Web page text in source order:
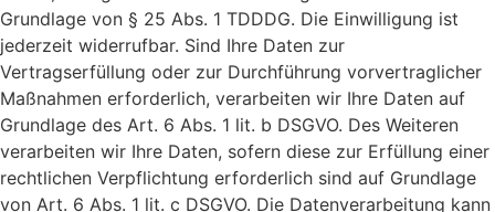
Grundlage von § 25 Abs. 1 TDDDG. Die Einwilligung ist
jederzeit widerrufbar. Sind Ihre Daten zur
Vertragserfüllung oder zur Durchführung vorvertraglicher
Maßnahmen erforderlich, verarbeiten wir Ihre Daten auf
Grundlage des Art. 6 Abs. 1 lit. b DSGVO. Des Weiteren
verarbeiten wir Ihre Daten, sofern diese zur Erfüllung einer
rechtlichen Verpflichtung erforderlich sind auf Grundlage
von Art. 6 Abs. 1 lit. c DSGVO. Die Datenverarbeitung kann